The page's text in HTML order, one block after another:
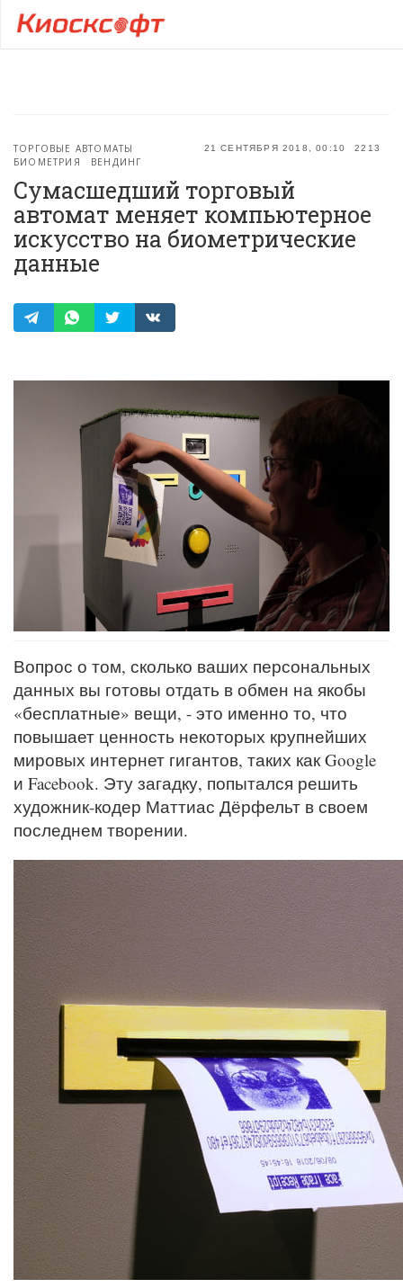
21 СЕНТЯБРЯ 2018, 00:10 2213
ТОРГОВЫЕ АВТОМАТЫ
БИОМЕТРИЯ
ВЕНДИНГ
Сумасшедший торговый
автомат меняет компьютерное
искусство на биометрические
данные
Вопрос о том, сколько ваших персональных
данных вы готовы отдать в обмен на якобы
«бесплатные» вещи, - это именно то, что
повышает ценность некоторых крупнейших
мировых интернет гигантов, таких как Google
и Facebook. Эту загадку, попытался решить
художник-кодер Маттиас Дёрфельт в своем
последнем творении.